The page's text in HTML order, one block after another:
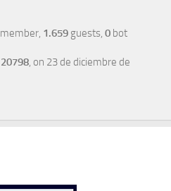
member, 1.659 guests, 0 bot
20798, on 23 de diciembre de